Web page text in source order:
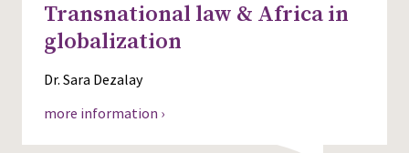
Research
Publications
Transnational law & Africa in
globalization
Dr. Sara Dezalay
more information ›